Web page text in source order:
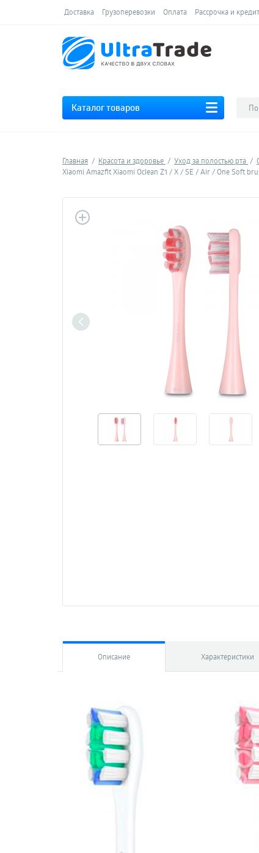
Доставка Грузоперевозки Оплата Рассрочка и кредит
Каталог товаров
Главная Красота и здоровье Уход за полостью рта
Xiaomi Amazfit Xiaomi Oclean Z1 / X / SE / Air / One Soft
Описание Характеристики